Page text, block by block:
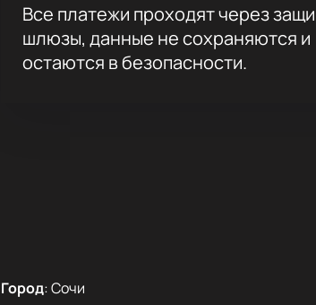
Все платежи проходят через
шлюзы, данные не сохраняются и
остаются в безопасности.
Город:Сочи